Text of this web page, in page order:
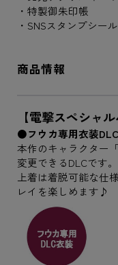
・特製御朱印帳
・SNSスタンプシー
商品情報
【電撃スペシャル
●フウカ専用衣装DLC
本作のキャラクター
変更できるDLCです。
上着は着脱可能な仕
レイを楽しめます♪